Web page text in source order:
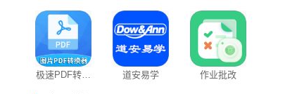
题狗
极速PDF转换
道安易学 作业批改